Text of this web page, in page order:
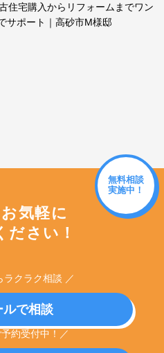
住宅購入からリフォームまでワン
サポート｜高砂市M様邸
無料相談
実施中！
気軽に
ださい！
ラクラク相談 ／
ルで相談
約受付中！／